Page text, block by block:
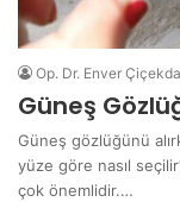
Op. Dr. Enver
Güneş
Güneş gözlüğünü
yüze göre nasıl
çok önemlidir.…